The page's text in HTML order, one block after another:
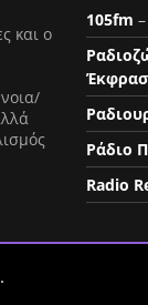
και ο
105fm
Ράδιο
Radio